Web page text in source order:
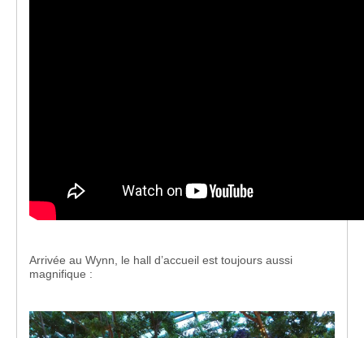
Arrivée au Wynn, le hall d’accueil est toujours aussi
magnifique :